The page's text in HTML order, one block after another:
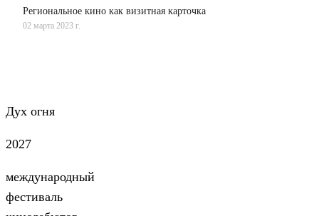
Региональное кино как визитная карточка
02 марта 2023 г.
Дух огня
2027
международный
фестиваль